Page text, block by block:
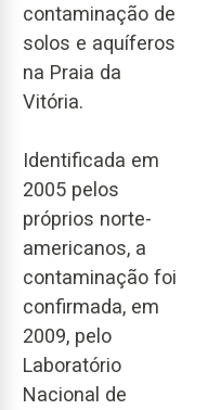
contaminação de
solos e aquíferos
na Praia da
Vitória.
Identificada em
2005 pelos
próprios norte-
americanos, a
contaminação foi
confirmada, em
2009, pelo
Laboratório
Nacional de